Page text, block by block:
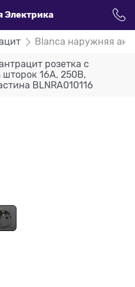
Электрика
Blanca наружняя
розетка с
шторок 16А, 250В,
BLNRA010116